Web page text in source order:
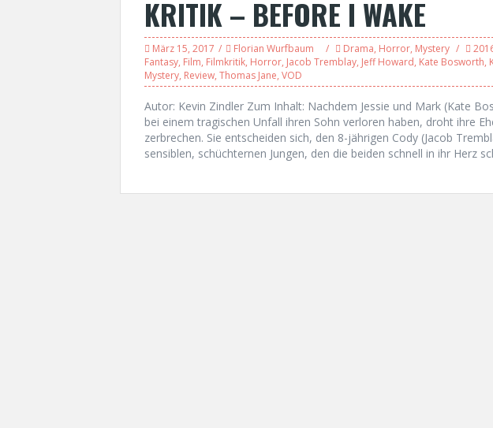
KRITIK – BEFORE I WAKE
März 15, 2017 Florian Wurfbaum Drama, Horror, Mystery
Fantasy, Film, Filmkritik, Horror, Jacob Tremblay, Jeff Howard, Kate Bosworth,
Mystery, Review, Thomas Jane, VOD
Autor: Kevin Zindler Zum Inhalt: Nachdem Jessie und Mark (Kate
bei einem tragischen Unfall ihren Sohn verloren haben, droht ihre
zerbrechen. Sie entscheiden sich, den 8-jährigen Cody (Jacob
sensiblen, schüchternen Jungen, den die beiden schnell in ihr Herz